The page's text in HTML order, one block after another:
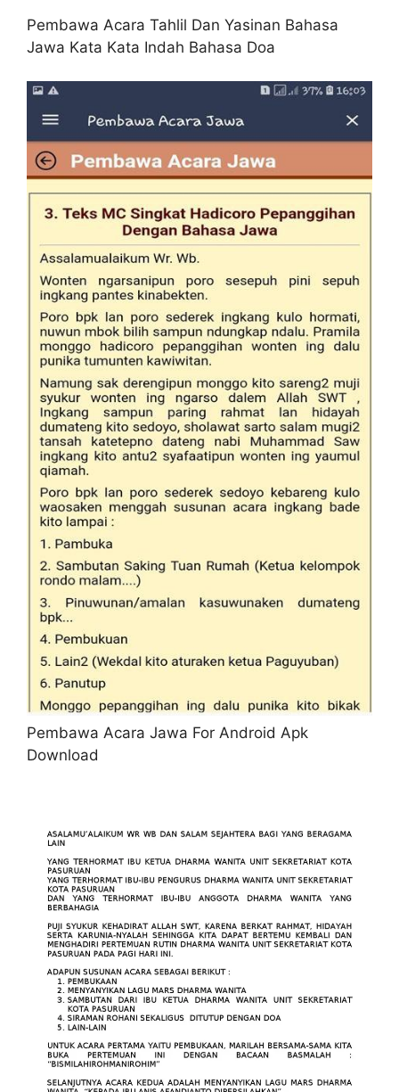
Pembawa Acara Tahlil Dan Yasinan Bahasa
Jawa Kata Kata Indah Bahasa Doa
Pembawa Acara Jawa For Android Apk
Download